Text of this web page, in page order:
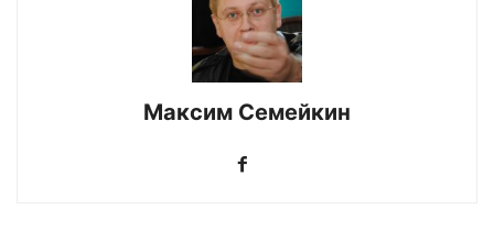
Максим Семейкин